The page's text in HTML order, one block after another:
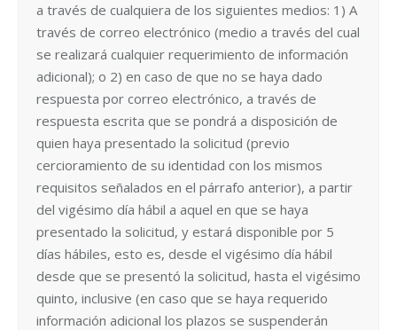
a través de cualquiera de los siguientes medios: 1) A
través de correo electrónico (medio a través del cual
se realizará cualquier requerimiento de información
adicional); o 2) en caso de que no se haya dado
respuesta por correo electrónico, a través de
respuesta escrita que se pondrá a disposición de
quien haya presentado la solicitud (previo
cercioramiento de su identidad con los mismos
requisitos señalados en el párrafo anterior), a partir
del vigésimo día hábil a aquel en que se haya
presentado la solicitud, y estará disponible por 5
días hábiles, esto es, desde el vigésimo día hábil
desde que se presentó la solicitud, hasta el vigésimo
quinto, inclusive (en caso que se haya requerido
información adicional los plazos se suspenderán